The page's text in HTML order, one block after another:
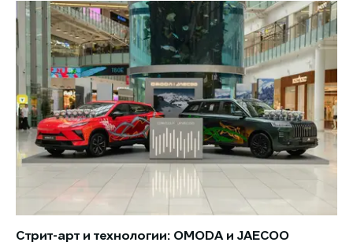
Стрит-арт и технологии: OMODA и JAECOO